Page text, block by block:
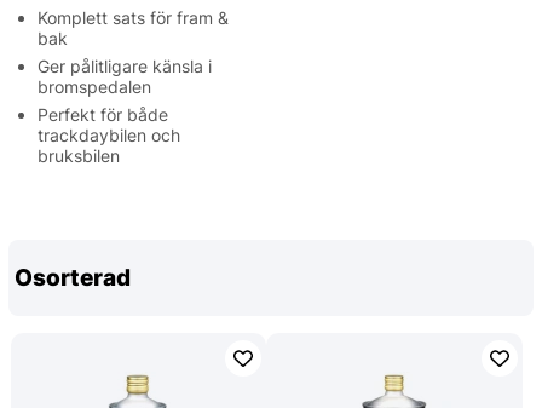
Komplett sats för fram &
bak
Ger pålitligare känsla i
bromspedalen
Perfekt för både
trackdaybilen och
bruksbilen
Osorterad